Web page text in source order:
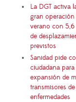
La DGT activa
gran operación
verano con 5,6
de
previstos
Sanidad pide
ciudadana
expansión de
transmisores de
enfermedades